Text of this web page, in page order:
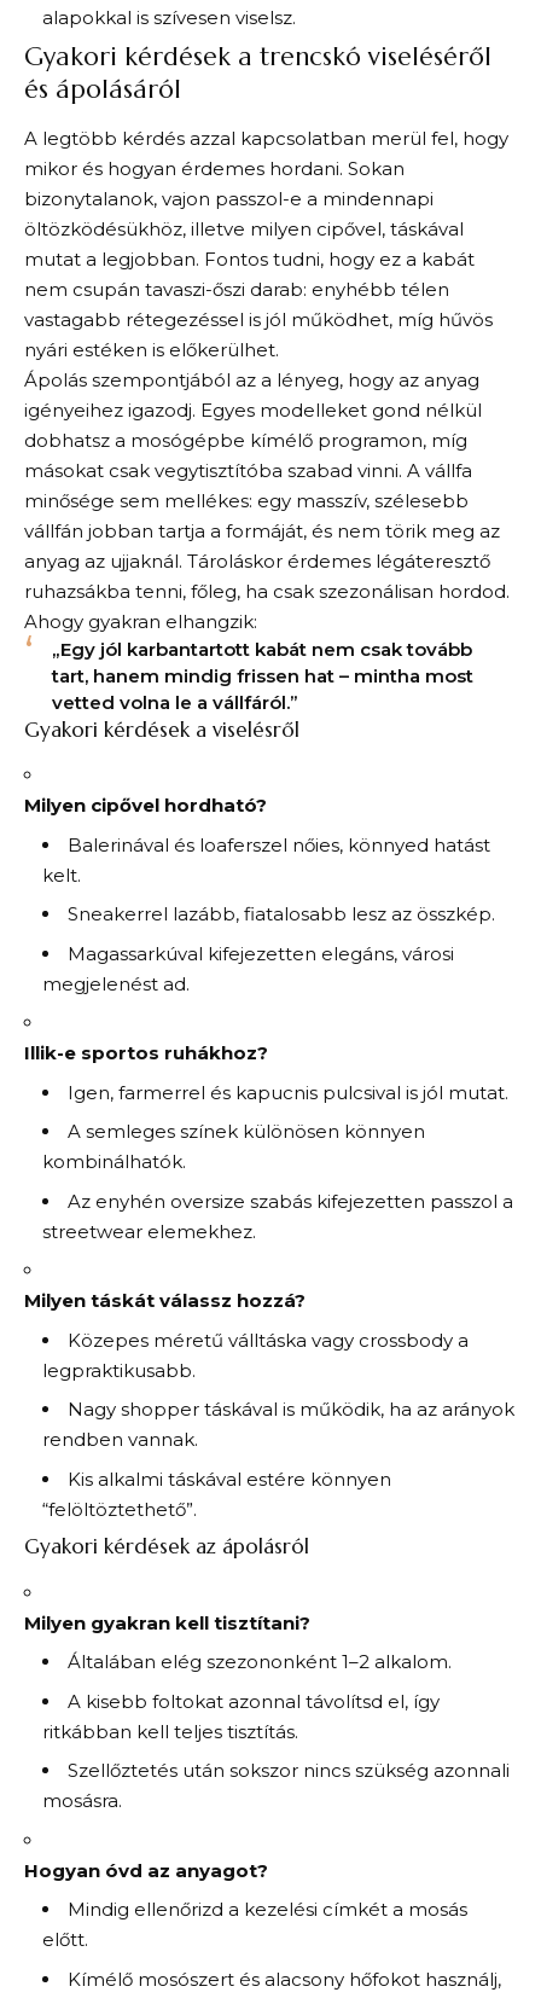
alapokkal is szívesen viselsz.
Gyakori kérdések a trencskó viseléséről
és ápolásáról
A legtöbb kérdés azzal kapcsolatban merül fel, hogy
mikor és hogyan érdemes hordani. Sokan
bizonytalanok, vajon passzol-e a mindennapi
öltözködésükhöz, illetve milyen cipővel, táskával
mutat a legjobban. Fontos tudni, hogy ez a kabát
nem csupán tavaszi-őszi darab: enyhébb télen
vastagabb rétegezéssel is jól működhet, míg hűvös
nyári estéken is előkerülhet.
Ápolás szempontjából az a lényeg, hogy az anyag
igényeihez igazodj. Egyes modelleket gond nélkül
dobhatsz a mosógépbe kímélő programon, míg
másokat csak vegytisztítóba szabad vinni. A vállfa
minősége sem mellékes: egy masszív, szélesebb
vállfán jobban tartja a formáját, és nem törik meg az
anyag az ujjaknál. Tároláskor érdemes légáteresztő
ruhazsákba tenni, főleg, ha csak szezonálisan hordod.
Ahogy gyakran elhangzik:
„Egy jól karbantartott kabát nem csak tovább
tart, hanem mindig frissen hat – mintha most
vetted volna le a vállfáról.”
Gyakori kérdések a viselésről
Milyen cipővel hordható?
Balerinával és loaferszel nőies, könnyed hatást
kelt.
Sneakerrel lazább, fiatalosabb lesz az összkép.
Magassarkúval kifejezetten elegáns, városi
megjelenést ad.
Illik-e sportos ruhákhoz?
Igen, farmerrel és kapucnis pulcsival is jól mutat.
A semleges színek különösen könnyen
kombinálhatók.
Az enyhén oversize szabás kifejezetten passzol a
streetwear elemekhez.
Milyen táskát válassz hozzá?
Közepes méretű válltáska vagy crossbody a
legpraktikusabb.
Nagy shopper táskával is működik, ha az arányok
rendben vannak.
Kis alkalmi táskával estére könnyen
“felöltöztethető”.
Gyakori kérdések az ápolásról
Milyen gyakran kell tisztítani?
Általában elég szezononként 1–2 alkalom.
A kisebb foltokat azonnal távolítsd el, így
ritkábban kell teljes tisztítás.
Szellőztetés után sokszor nincs szükség azonnali
mosásra.
Hogyan óvd az anyagot?
Mindig ellenőrizd a kezelési címkét a mosás
előtt.
Kímélő mosószert és alacsony hőfokot használj,